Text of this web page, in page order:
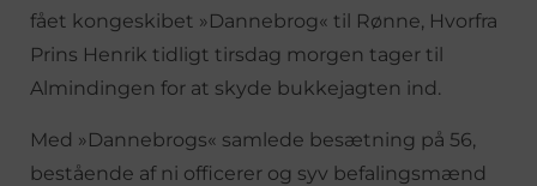
fået kongeskibet »Dannebrog« til Rønne, Hvorfra
Prins Henrik tidligt tirsdag morgen tager til
Almindingen for at skyde bukkejagten ind.
Med »Dannebrogs« samlede besætning på 56,
bestående af ni officerer og syv befalingsmænd